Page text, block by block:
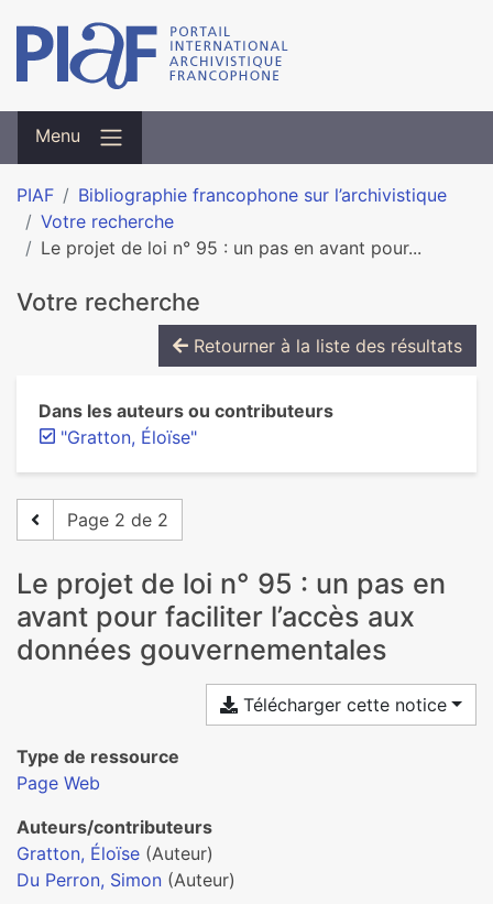
Menu
PIAF
Bibliographie francophone sur l’archivistique
Votre recherche
Le projet de loi n° 95 : un pas en avant pour...
Votre recherche
Retourner à la liste des résultats
Dans les auteurs ou contributeurs
"Gratton, Éloïse"
Page 2 de 2
Le projet de loi n° 95 : un pas en
avant pour faciliter l’accès aux
données gouvernementales
Télécharger cette notice
Type de ressource
Page Web
Auteurs/contributeurs
Gratton, Éloïse (Auteur)
Du Perron, Simon (Auteur)